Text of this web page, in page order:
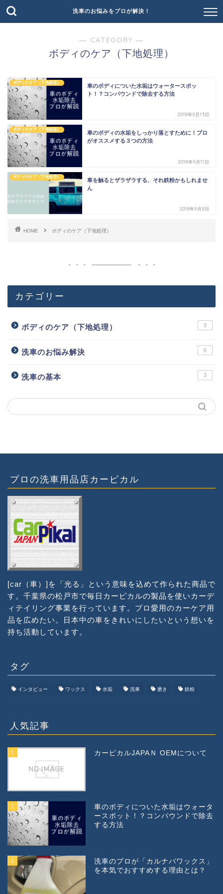
洗車のお悩みをプロが解決！
― CATEGORY ―
ボディのケア（下地処理）
ボディのケア（下地処理）
車のボディについた水垢はウォータースポッ
ト！？コンパウンドで除去する方法
2018年9月13日
ボディのケア（下地処理）
車のボディの水垢をしっかり落とすために！プロ
がオススメする３つの方法
2018年9月11日
ボディのケア（下地処理）
車を触るとザラザラする、それ鉄粉かもしれませ
ん
2018年9月8日
HOME ボディのケア（下地処理）
カテゴリー
ボディのケア（下地処理） 3
洗車のお悩み解決 6
洗車の基本 3
プロの洗車用品店カーピカル
[car（車）]を「光る」という意味を込めて作られた商品で
す。千葉県の松戸市で毎日カーピカルの製品を使いカーデ
ィテイリング事業を行っています。プロ愛用のカーケア用
品を広めたい。日本中の車をきれいにしたいという想いを
持ち活動しています。
タグ
インタビュー ワックス 水垢 洗車 磨き 鉄粉
人気記事
1 カーピカルJAPAＮ OEMについて
2
車のボディについた水垢はウォータ
ースポット！？コンパウンドで除去
する方法
3
洗車のプロが「カルナバワックス」
を本気でおすすめする理由とは？